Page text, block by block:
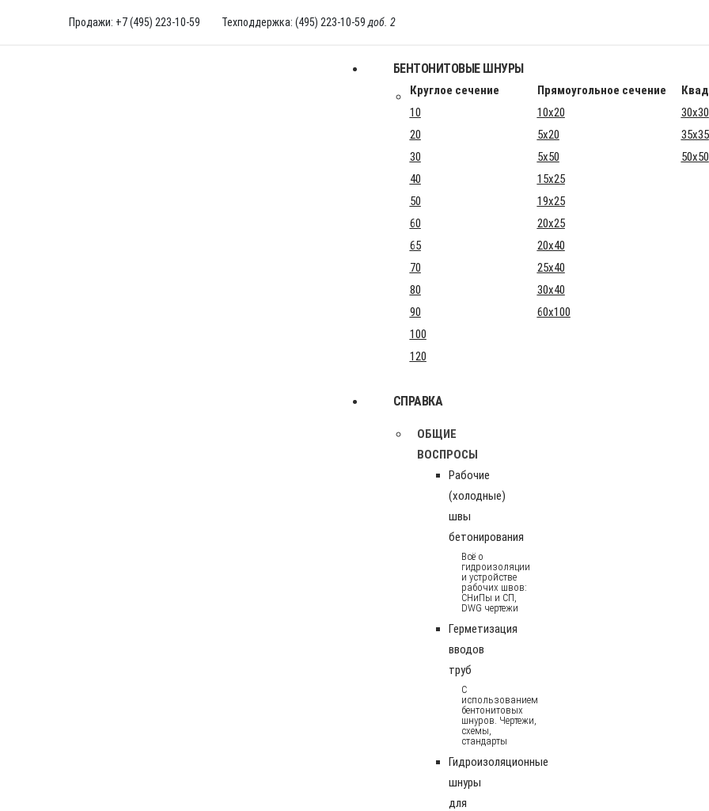
Продажи: +7 (495) 223-10-59 Техподдержка: (495) 223-10-59 доб. 2
БЕНТОНИТОВЫЕ ШНУРЫ
Круглое сечение Прямоугольное сечение
10
10x20
30x30
20
5x20
35x35
30
5x50
50x50
40
15x25
50
19x25
60
20x25
65
20x40
70
25x40
80
30x40
90
60x100
100
120
СПРАВКА
ОБЩИЕ
ВОСПРОСЫ
Рабочие
(холодные)
швы
бетонирования
Всё о
гидроизоляции
и устройстве
рабочих швов:
СНиПы и СП,
DWG чертежи
Герметизация
вводов
труб
С
использованием
бентонитовых
шнуров. Чертежи,
схемы,
стандарты
Гидроизоляционные
шнуры
для